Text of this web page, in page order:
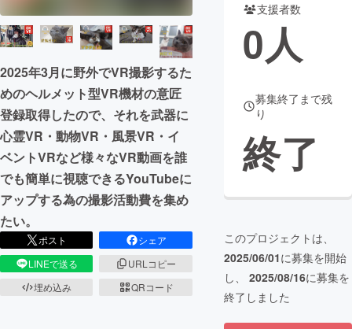
まちづくり・地域活性化
CAMPFIRE for Social Good
CAMPFIRE Creation
CAMPFIREふるさと納税
2025年3月に野外でVR撮影するた
めのヘルメット型VR機材の意匠
登録取得したので、それを武器に
心霊VR・動物VR・風景VR・イ
ベントVRなど様々なVR動画を誰
でも簡単に視聴できるYouTubeに
アップする為の撮影活動費を集め
たい。
ポスト
シェア
LINEで送る
URLコピー
埋め込み
QRコード
支援者数
0人
募集終了まで残
り
終了
このプロジェクトは、
2025/06/01に募集を開始
し、 2025/08/16に募集を
終了しました